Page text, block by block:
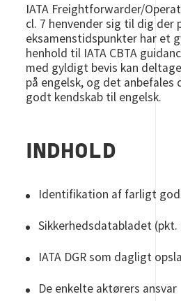
IATA Freightforwarder/
cl. 7 henvender sig til dig der
eksamenstidspunkter har et
henhold til IATA CBTA
med gyldigt bevis kan
på engelsk, og det anbefales
godt kendskab til engelsk.
INDHOLD
Identifikation af farligt
Sikkerhedsdatabladet (pkt.
IATA DGR som dagligt
De enkelte aktørers ansvar